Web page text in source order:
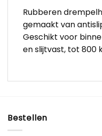
Rubberen
gemaakt van
Geschikt voor
en slijtvast, tot 800
Bestellen